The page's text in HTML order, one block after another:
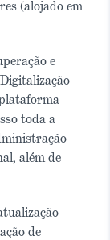
(alojado em
e
toda a
além de
de